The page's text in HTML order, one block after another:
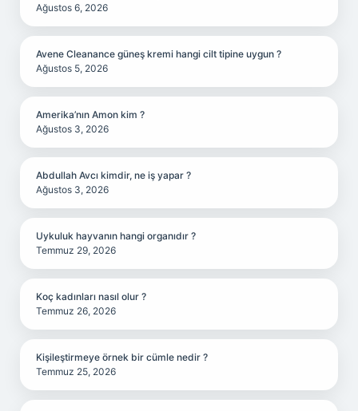
Ağustos 6, 2026
Avene Cleanance güneş kremi hangi cilt tipine uygun ?
Ağustos 5, 2026
Amerika’nın Amon kim ?
Ağustos 3, 2026
Abdullah Avcı kimdir, ne iş yapar ?
Ağustos 3, 2026
Uykuluk hayvanın hangi organıdır ?
Temmuz 29, 2026
Koç kadınları nasıl olur ?
Temmuz 26, 2026
Kişileştirmeye örnek bir cümle nedir ?
Temmuz 25, 2026